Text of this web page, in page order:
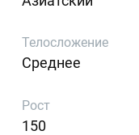
Телосложение
Среднее
Рост
150